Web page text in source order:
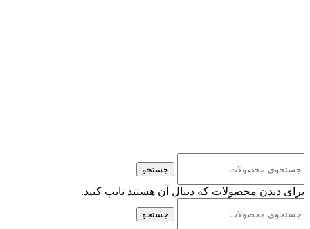
جستجو
برای دیدن محصولات که دنبال آن هستید تایپ کنید.
جستجو